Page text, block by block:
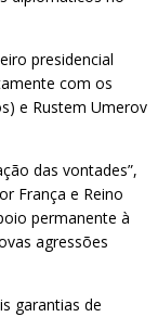
presidencial
com os
e Rustem Umerov
das vontades”,
França e Reino
permanente à
agressões
garantias de